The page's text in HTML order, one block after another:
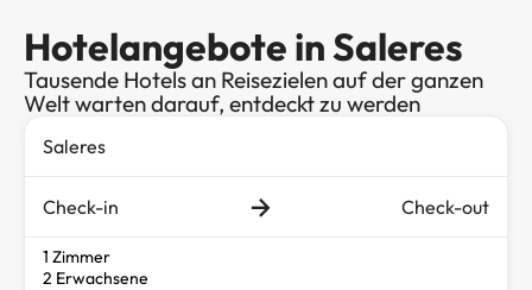
Hotelangebote in Saleres
Tausende Hotels an Reisezielen auf der ganzen
Welt warten darauf, entdeckt zu werden
Check-in Check-out
1 Zimmer
2 Erwachsene